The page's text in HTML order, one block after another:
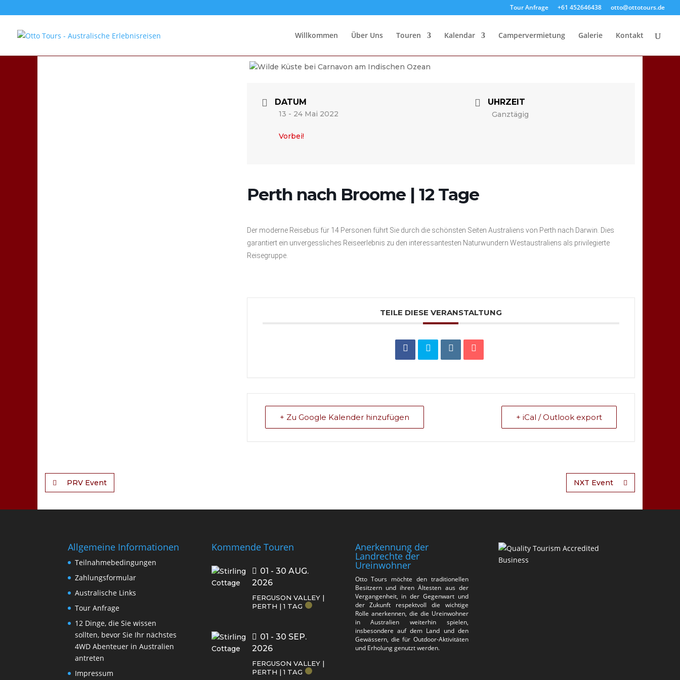
Tour Anfrage +61 452646438 otto@ottotours.de
Willkommen Über Uns Touren Kalendar Campervermietung Galerie Kontakt
DATUM
13 - 24 Mai 2022
Vorbei!
UHRZEIT
Ganztägig
Perth nach Broome | 12 Tage
Der moderne Reisebus für 14 Personen führt Sie durch die schönsten Seiten Australiens von Perth nach Darwin. Dies
garantiert ein unvergessliches Reiseerlebnis zu den interessantesten Naturwundern Westaustraliens als privilegierte
Reisegruppe.
TEILE DIESE VERANSTALTUNG
+ Zu Google Kalender hinzufügen + iCal / Outlook export
PRV Event NXT Event
Allgemeine Informationen
Teilnahmebedingungen
Zahlungsformular
Australische Links
Tour Anfrage
12 Dinge, die Sie wissen
sollten, bevor Sie Ihr nächstes
4WD Abenteuer in Australien
antreten
Impressum
Kommende Touren
01 - 30 AUG.
2026
FERGUSON VALLEY |
PERTH | 1 TAG
01 - 30 SEP.
2026
FERGUSON VALLEY |
PERTH | 1 TAG
Anerkennung der
Landrechte der
Ureinwohner
Otto Tours möchte den traditionellen
Besitzern und ihren Ältesten aus der
Vergangenheit, in der Gegenwart und
der Zukunft respektvoll die wichtige
Rolle anerkennen, die die Ureinwohner
in Australien weiterhin spielen,
insbesondere auf dem Land und den
Gewässern, die für Outdoor-Aktivitäten
und Erholung genutzt werden.